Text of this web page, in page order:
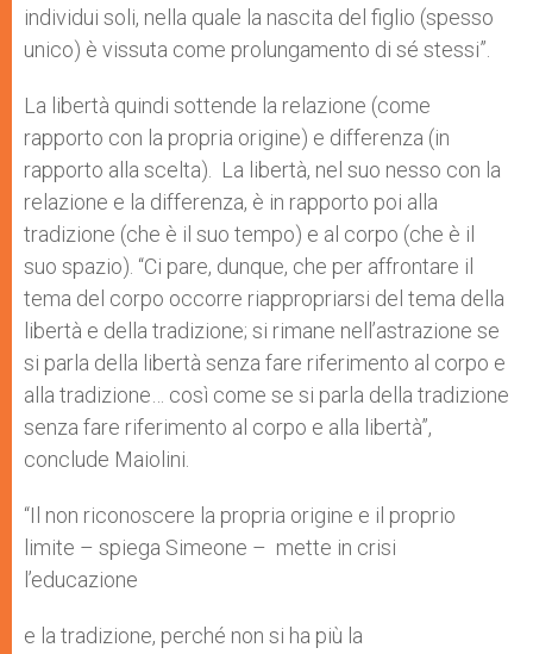
individui soli, nella quale la nascita del figlio (spesso
unico) è vissuta come prolungamento di sé stessi”.
La libertà quindi sottende la relazione (come
rapporto con la propria origine) e differenza (in
rapporto alla scelta). La libertà, nel suo nesso con la
relazione e la differenza, è in rapporto poi alla
tradizione (che è il suo tempo) e al corpo (che è il
suo spazio). “Ci pare, dunque, che per affrontare il
tema del corpo occorre riappropriarsi del tema della
libertà e della tradizione; si rimane nell’astrazione se
si parla della libertà senza fare riferimento al corpo e
alla tradizione… così come se si parla della tradizione
senza fare riferimento al corpo e alla libertà”,
conclude Maiolini.
“Il non riconoscere la propria origine e il proprio
limite – spiega Simeone – mette in crisi
l’educazione
e la tradizione, perché non si ha più la